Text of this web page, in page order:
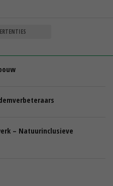
– Natuurinclusieve